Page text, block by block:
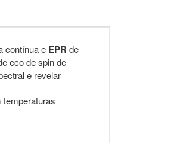
contínua e EPR de
eco de spin de
e revelar
temperaturas